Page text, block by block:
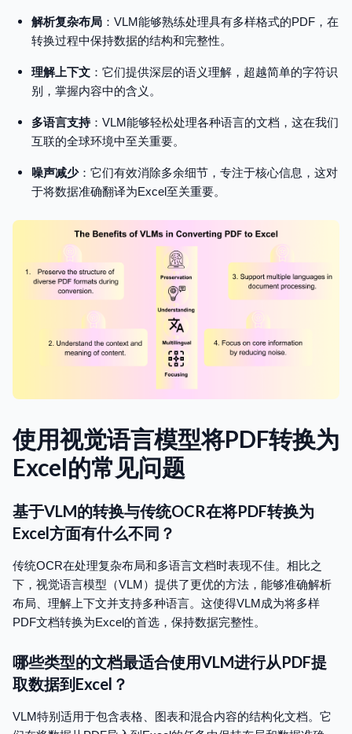
解析复杂布局 ：VLM能够熟练处理具有多样格式的PDF，在
转换过程中保持数据的结构和完整性。
理解上下文 ：它们提供深层的语义理解，超越简单的字符识
别，掌握内容中的含义。
多语言支持：VLM能够轻松处理各种语言的文档，这在我们
互联的全球环境中至关重要。
噪声减少：它们有效消除多余细节，专注于核心信息，这对
于将数据准确翻译为Excel至关重要。
使用视觉语言模型将PDF转换为
Excel的常见问题
基于VLM的转换与传统OCR在将PDF转换为
Excel方面有什么不同？
传统OCR在处理复杂布局和多语言文档时表现不佳。相比之
下，视觉语言模型（VLM）提供了更优的方法，能够准确解析
布局、理解上下文并支持多种语言。这使得VLM成为将多样
PDF文档转换为Excel的首选，保持数据完整性。
哪些类型的文档最适合使用VLM进行从PDF提
取数据到Excel？
VLM特别适用于包含表格、图表和混合内容的结构化文档。它